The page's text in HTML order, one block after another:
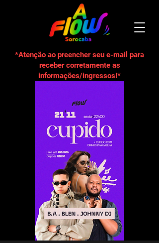
*Atenção ao preencher seu e-mail para
receber corretamente as
informações/ingressos!*